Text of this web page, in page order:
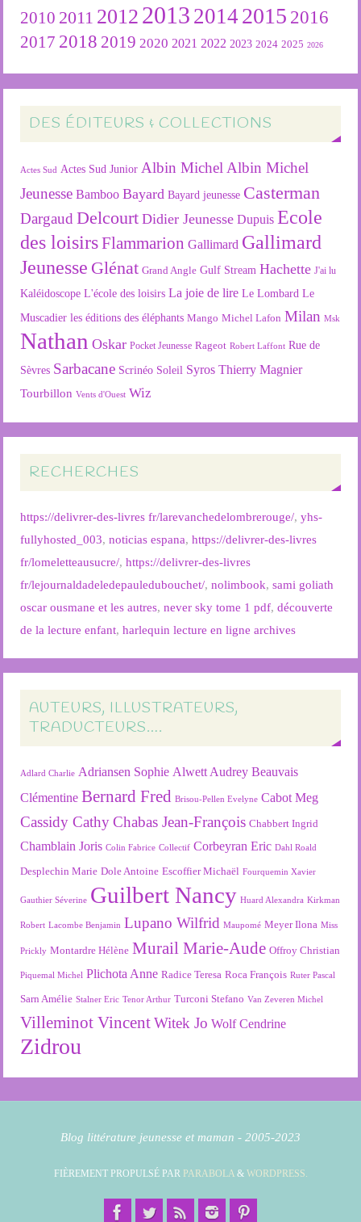
2010 2011 2012 2013 2014 2015 2016
2017 2018 2019 2020 2021 2022 2023 2024 2025 2026
DES ÉDITEURS & COLLECTIONS
Actes Sud Actes Sud Junior Albin Michel Albin Michel
Jeunesse Bamboo Bayard Bayard jeunesse Casterman
Dargaud Delcourt Didier Jeunesse Dupuis Ecole
des loisirsFlammarion Gallimard Gallimard
Jeunesse Glénat Grand Angle Gulf Stream Hachette J'ai lu
Kaléidoscope L'école des loisirs La joie de lire Le Lombard Le
Muscadier les éditions des éléphants Mango Michel Lafon Milan Msk
Nathan Oskar Pocket Jeunesse Rageot Robert Laffont Rue de
Sèvres Sarbacane Scrinéo Soleil Syros Thierry Magnier
Tourbillon Vents d'Ouest Wiz
RECHERCHES
https://delivrer-des-livres fr/larevanchedelombrerouge/,yhs-
fullyhosted_003,noticias espana,https://delivrer-des-livres
fr/lomeletteausucre/,https://delivrer-des-livres
fr/lejournaldadeledepauledubouchet/,nolimbook,sami goliath
oscar ousmane et les autres,never sky tome 1 pdf,découverte
de la lecture enfant,harlequin lecture en ligne archives
AUTEURS, ILLUSTRATEURS,
TRADUCTEURS….
Adlard Charlie Adriansen Sophie Alwett Audrey Beauvais
Clémentine Bernard Fred Brisou-Pellen Evelyne Cabot Meg
Cassidy Cathy Chabas Jean-François Chabbert Ingrid
Chamblain Joris Colin Fabrice Collectif Corbeyran Eric Dahl Roald
Desplechin Marie Dole Antoine Escoffier Michaël Fourquemin Xavier
Gauthier Séverine Guilbert Nancy Huard Alexandra Kirkman
Robert Lacombe Benjamin Lupano Wilfrid Maupomé Meyer Ilona Miss
Prickly Montardre Hélène Murail Marie-Aude Offroy Christian
Piquemal Michel Plichota Anne Radice Teresa Roca François Ruter Pascal
Sarn Amélie Stalner Eric Tenor Arthur Turconi Stefano Van Zeveren Michel
Villeminot Vincent Witek Jo Wolf Cendrine
Zidrou
Blog littérature jeunesse et maman - 2005-2023
FIÈREMENT PROPULSÉ PAR PARABOLA& WORDPRESS.